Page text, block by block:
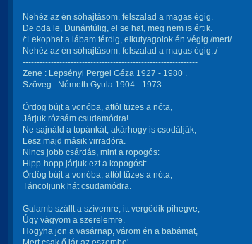
Nehéz az én sóhajtásom, felszalad a magas égig.
De oda le, Dunántúlig, el se hat, meg nem is értik.
/:Lekophat a lábam térdig, elkutyagolok én végig./mert/
Nehéz az én sóhajtásom, felszalad a magas égig.:/
--------------------------------------------------------------
Zene : Lepsényi Pergel Géza 1927 - 1980 .
Szöveg : Németh Gyula 1904 - 1973 ..
Ördög bújt a vonóba, attól tüzes a nóta,
Járjuk rózsám csudamódra!
Ne sajnáld a topánkát, akárhogy is csodálják,
Lesz majd másik virradóra.
Nincs jobb csárdás, mint a ropogós:
Hipp-hopp járjuk ezt a kopogóst:
Ördög bújt a vonóba, attól tüzes a nóta,
Táncoljunk hát csudamódra.
Galamb szállt a szívemre, itt vergődik pihegve,
Úgy vágyom a szerelemre.
Hogyha jön a vasárnap, várom én a babámat,